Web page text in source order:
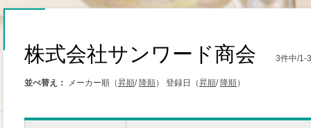
株式会社サンワード商会 3件中/1-
並べ替え： メーカー順（昇順/ 降順） 登録日（昇順/ 降順）